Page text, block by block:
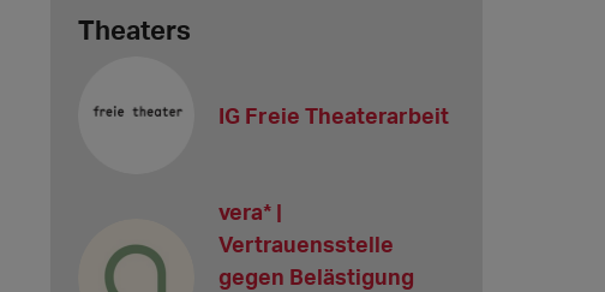
Theaters
IG Freie Theaterarbeit
vera* |
Vertrauensstelle
gegen Belästigung